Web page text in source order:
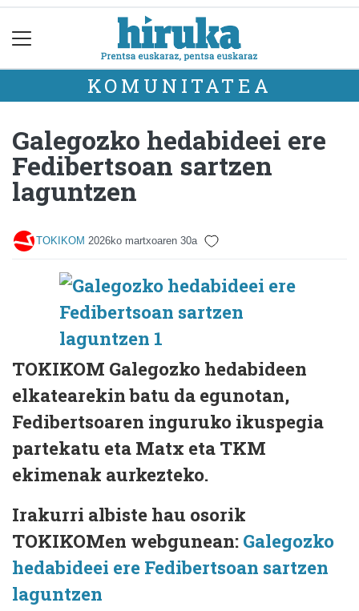
KOMUNITATEA
Galegozko hedabideei ere
Fedibertsoan sartzen
laguntzen
TOKIKOM 2026ko martxoaren 30a
TOKIKOM Galegozko hedabideen
elkatearekin batu da egunotan,
Fedibertsoaren inguruko ikuspegia
partekatu eta Matx eta TKM
ekimenak aurkezteko.
Irakurri albiste hau osorik
TOKIKOMen webgunean: Galegozko
hedabideei ere Fedibertsoan sartzen
laguntzen